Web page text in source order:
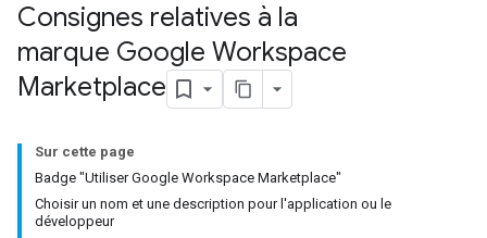
Consignes relatives à la
marque Google Workspace
Marketplace
Sur cette page
Badge "Utiliser Google Workspace Marketplace"
Choisir un nom et une description pour l'application ou le
développeur